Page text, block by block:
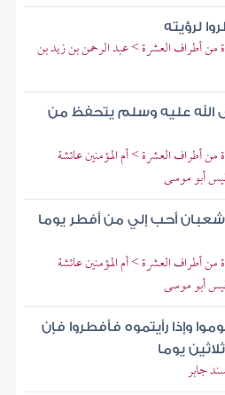
لرؤيته
من أطراف العشرة > عبد الرحمن بن زيد بن
الله عليه وسلم يتحفظ من
من أطراف العشرة > أم المؤمنين عائشة
أبو موسى
أحب إلي من أفطر يوما
من أطراف العشرة > أم المؤمنين عائشة
أبو موسى
وإذا رأيتموه فأفطروا فإن
يوما
جابر